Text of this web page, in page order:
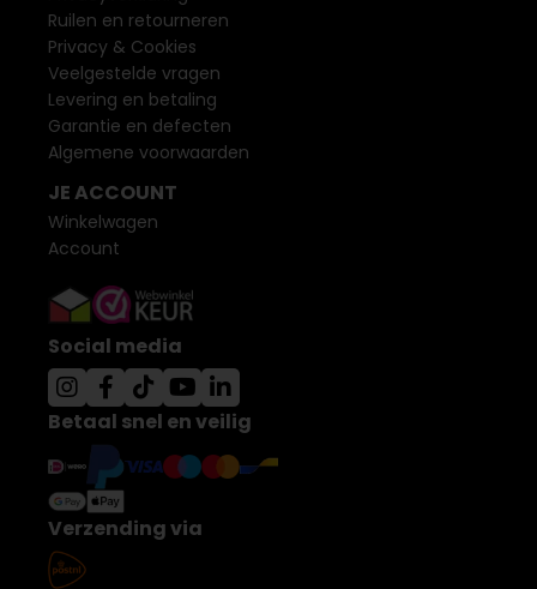
Ruilen en retourneren
Privacy & Cookies
Veelgestelde vragen
Levering en betaling
Garantie en defecten
Algemene voorwaarden
JE ACCOUNT
Winkelwagen
Account
Social media
Betaal snel en veilig
Verzending via